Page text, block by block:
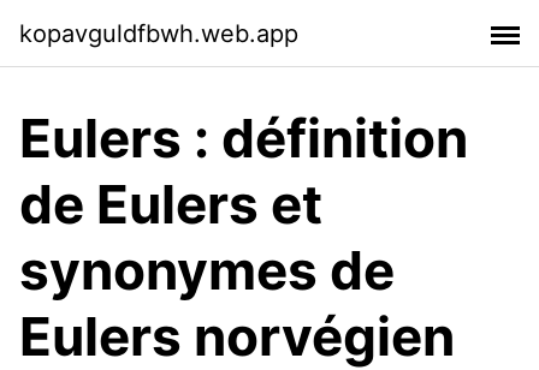
kopavguldfbwh.web.app
Eulers : définition
de Eulers et
synonymes de
Eulers norvégien